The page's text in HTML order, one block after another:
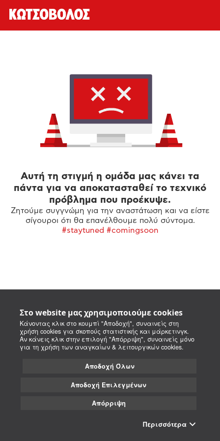
Στο website μας χρησιμοποιούμε cookies
Κάνοντας κλικ στο κουμπί "Αποδοχή", συναινείς στη
χρήση cookies για σκοπούς στατιστικής και μάρκετινγκ.
Αν κάνεις κλικ στην επιλογή "Απόρριψη", συναινείς μόνο
για τη χρήση των αναγκαίων & λειτουργικών cookies.
Αποδοχή Όλων
Αποδοχή Επιλεγμένων
Απόρριψη
Περισσότερα
Αυτή τη στιγμή η ομάδα μας κάνει τα
πάντα για να αποκατασταθεί το τεχνικό
πρόβλημα που προέκυψε.
Ζητούμε συγγνώμη για την αναστάτωση και να είστε
σίγουροι ότι θα επανέλθουμε πολύ σύντομα.
#staytuned #comingsoon